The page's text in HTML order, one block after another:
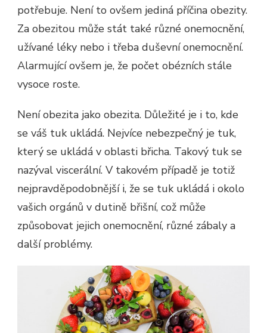
potřebuje. Není to ovšem jediná příčina obezity.
Za obezitou může stát také různé onemocnění,
užívané léky nebo i třeba duševní onemocnění.
Alarmující ovšem je, že počet obézních stále
vysoce roste.
Není obezita jako obezita. Důležité je i to, kde
se váš tuk ukládá. Nejvíce nebezpečný je tuk,
který se ukládá v oblasti břicha. Takový tuk se
nazýval viscerální. V takovém případě je totiž
nejpravděpodobnější i, že se tuk ukládá i okolo
vašich orgánů v dutině břišní, což může
způsobovat jejich onemocnění, různé zábaly a
další problémy.